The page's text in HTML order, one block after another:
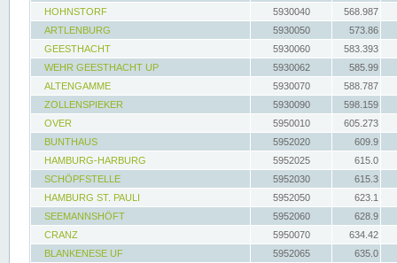
HOHNSTORF
5930040
568.987
ARTLENBURG
5930050
573.86
GEESTHACHT
5930060
583.393
WEHR GEESTHACHT UP
5930062
585.99
ALTENGAMME
5930070
588.787
ZOLLENSPIEKER
5930090
598.159
OVER
5950010
605.273
BUNTHAUS
5952020
609.9
HAMBURG-HARBURG
5952025
615.0
SCHÖPFSTELLE
5952030
615.3
HAMBURG ST. PAULI
5952050
623.1
SEEMANNSHÖFT
5952060
628.9
CRANZ
5950070
634.42
BLANKENESE UF
5952065
635.0